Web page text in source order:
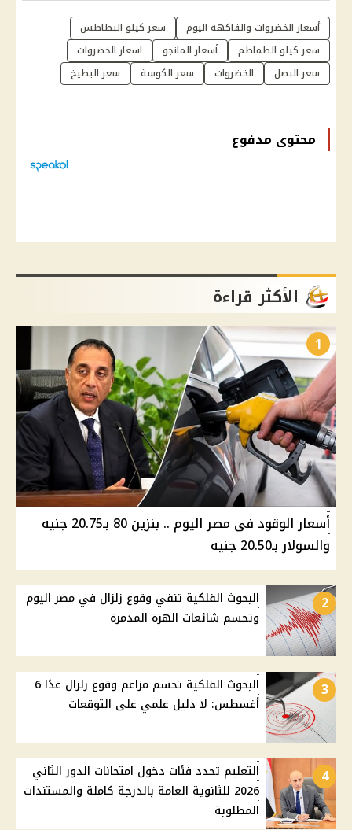
أسعار الخضروات والفاكهة اليوم
سعر كيلو البطاطس
سعر كيلو الطماطم
أسعار المانجو
اسعار الخضروات
سعر البصل
الخضروات سعر الكوسة سعر البطيخ
محتوى مدفوع
الأكثر قراءة
1
أسعار الوقود في مصر اليوم .. بنزين 80 بـ20.75 جنيه
والسولار بـ20.50 جنيه
2
البحوث الفلكية تنفي وقوع زلزال في مصر اليوم
وتحسم شائعات الهزة المدمرة
3
البحوث الفلكية تحسم مزاعم وقوع زلزال غدًا 6
أغسطس: لا دليل علمي على التوقعات
4
التعليم تحدد فئات دخول امتحانات الدور الثاني
2026 للثانوية العامة بالدرجة كاملة والمستندات
المطلوبة